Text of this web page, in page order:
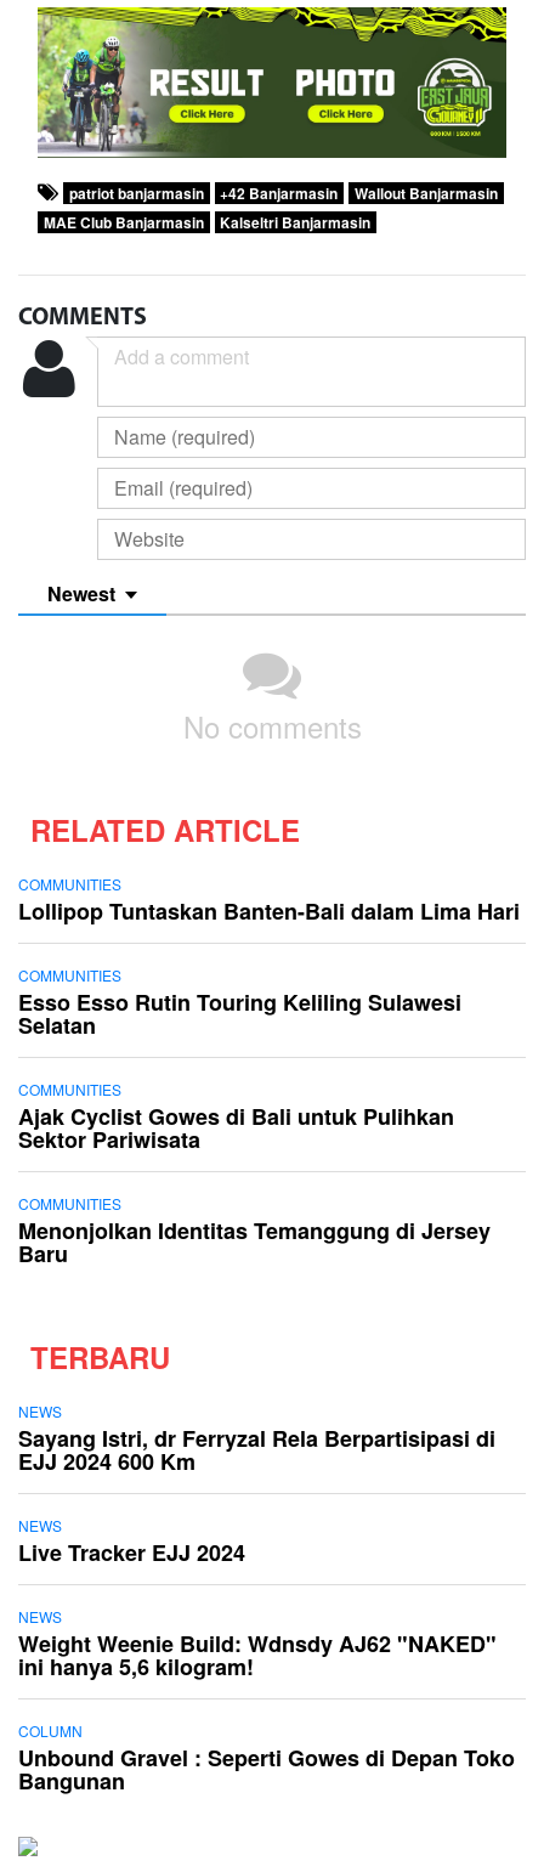
patriot banjarmasin +42 Banjarmasin
Wallout Banjarmasin
MAE Club Banjarmasin
Kalseltri Banjarmasin
COMMENTS
Newest
No comments
RELATED ARTICLE
COMMUNITIES
Lollipop Tuntaskan Banten-Bali dalam Lima Hari
COMMUNITIES
Esso Esso Rutin Touring Keliling Sulawesi
Selatan
COMMUNITIES
Ajak Cyclist Gowes di Bali untuk Pulihkan
Sektor Pariwisata
COMMUNITIES
Menonjolkan Identitas Temanggung di Jersey
Baru
TERBARU
NEWS
Sayang Istri, dr Ferryzal Rela Berpartisipasi di
EJJ 2024 600 Km
NEWS
Live Tracker EJJ 2024
NEWS
Weight Weenie Build: Wdnsdy AJ62 "NAKED"
ini hanya 5,6 kilogram!
COLUMN
Unbound Gravel : Seperti Gowes di Depan Toko
Bangunan